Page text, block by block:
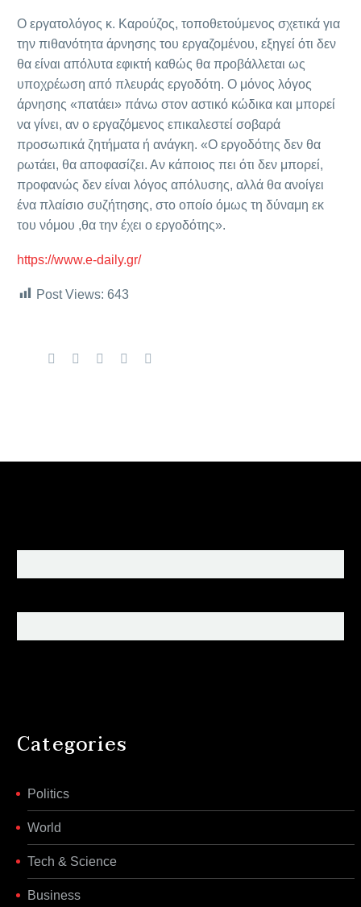
Ο εργατολόγος κ. Καρούζος, τοποθετούμενος σχετικά για
την πιθανότητα άρνησης του εργαζομένου, εξηγεί ότι δεν
θα είναι απόλυτα εφικτή καθώς θα προβάλλεται ως
υποχρέωση από πλευράς εργοδότη. Ο μόνος λόγος
άρνησης «πατάει» πάνω στον αστικό κώδικα και μπορεί
να γίνει, αν ο εργαζόμενος επικαλεστεί σοβαρά
προσωπικά ζητήματα ή ανάγκη. «Ο εργοδότης δεν θα
ρωτάει, θα αποφασίζει. Αν κάποιος πει ότι δεν μπορεί,
προφανώς δεν είναι λόγος απόλυσης, αλλά θα ανοίγει
ένα πλαίσιο συζήτησης, στο οποίο όμως τη δύναμη εκ
του νόμου ,θα την έχει ο εργοδότης».
https://www.e-daily.gr/
Post Views: 643
Categories
Politics
World
Tech & Science
Business